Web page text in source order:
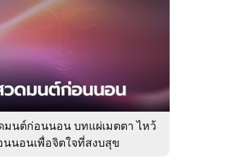
มนต์ก่อนนอน บทแผ่เมตตา ไหว้
นอนเพื่อจิตใจที่สงบสุข